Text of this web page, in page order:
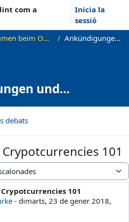
com a
Inicia la
sessió
Willkommen beim Offenen Informatikkolloquium! Ankündigungen und Vortragstermine
und
debats
101
101
-dimarts, 23 de gener 2018,
0